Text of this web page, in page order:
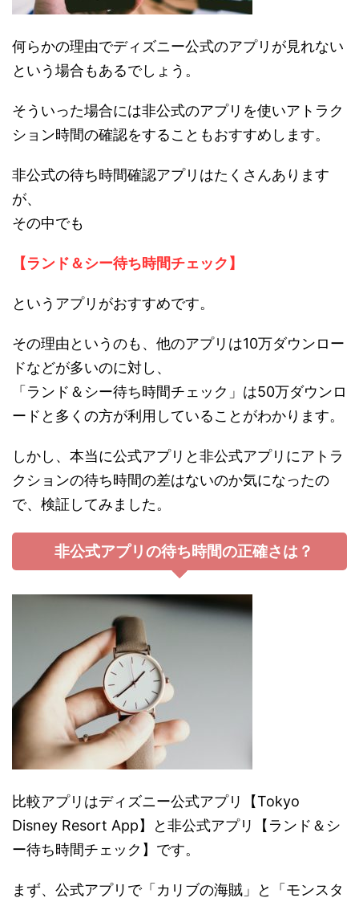
何らかの理由でディズニー公式のアプリが見れない
という場合もあるでしょう。
そういった場合には非公式のアプリを使いアトラク
ション時間の確認をすることもおすすめします。
非公式の待ち時間確認アプリはたくさんあります
が、
その中でも
【ランド＆シー待ち時間チェック】
というアプリがおすすめです。
その理由というのも、他のアプリは10万ダウンロー
ドなどが多いのに対し、
「ランド＆シー待ち時間チェック」は50万ダウンロ
ードと多くの方が利用していることがわかります。
しかし、本当に公式アプリと非公式アプリにアトラ
クションの待ち時間の差はないのか気になったの
で、検証してみました。
非公式アプリの待ち時間の正確さは？
比較アプリはディズニー公式アプリ【Tokyo
Disney Resort App】と非公式アプリ【ランド＆シ
ー待ち時間チェック】です。
まず、公式アプリで「カリブの海賊」と「モンスタ